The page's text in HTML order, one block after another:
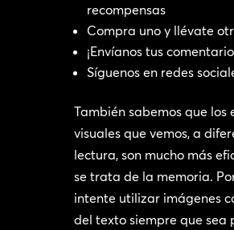
recompensas
Compra uno y llévate
¡Envíanos tus
Síguenos en redes
También sabemos que los
visuales que vemos, a
lectura, son mucho más
se trata de la memoria.
intente utilizar imágenes
del texto siempre que sea